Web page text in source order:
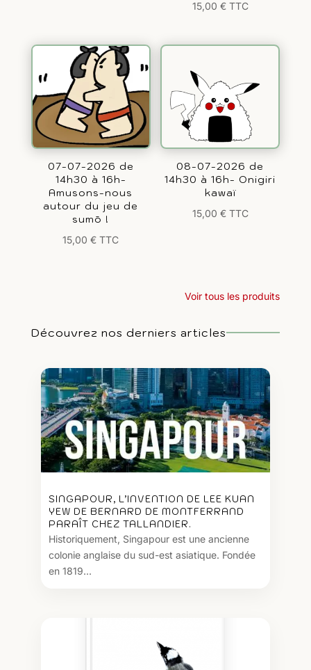
15,00 € TTC
07-07-2026 de
14h30 à 16h-
Amusons-nous
autour du jeu de
sumō !
15,00€ TTC
08-07-2026 de
14h30 à 16h- Onigiri
kawaï
15,00 € TTC
Voir tous les produits
Découvrez nos derniers articles
SINGAPOUR, L’INVENTION DE LEE KUAN
YEW DE BERNARD DE MONTFERRAND
PARAÎT CHEZ TALLANDIER.
Historiquement, Singapour est une ancienne
colonie anglaise du sud-est asiatique. Fondée
en 1819...